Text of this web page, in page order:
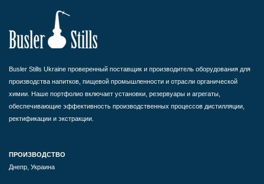
Busler Stills Ukraine проверенный поставщик и производитель оборудования для
производства напитков, пищевой промышленности и отрасли органической
химии. Наше портфолио включает установки, резервуары и агрегаты,
обеспечивающие эффективность производственных процессов дистилляции,
ректификации и экстракции.
ПРОИЗВОДСТВО
Днепр, Украина